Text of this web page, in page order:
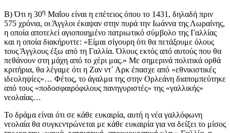
Β) Ότι η 30η Μαΐου είναι η επέτειος όπου το 1431, δηλαδή πριν
575 χρόνια, οι Άγγλοι έκαψαν στην πυρά την Ιωάννα της Λωραίνης,
η οποία αποτελεί αγιοποιημένο πατριωτικό σύμβολο της Γαλλίας
και η οποία διακήρυττε: «Είμαι σίγουρη ότι θα πετάξουμε όλους
τους Άγγλους έξω από τη Γαλλία. Όλους εκτός από αυτούς που θα
πεθάνουν στη μάχη από το χέρι μας.» Με σημερινά πολιτικά ορθά
κριτήρια, θα λέγαμε ότι η Ζαν ντ΄ Αρκ έπασχε από «εθνικιστικές
ιδεοληψίες»… Φέτος, το άγαλμα της στην Ορλεάνη διαπομπεύτηκε
από τους «ποδοσφαιρόφιλους πανηγυριστές» της «γαλλικής»
νεολαίας…
Το δράμα είναι ότι σε κάθε ευκαιρία, αυτή η νέα γαλλόφωνη
νεολαία θα συγκεντρώνεται με κάθε ευκαιρία για να δείξει το μίσος